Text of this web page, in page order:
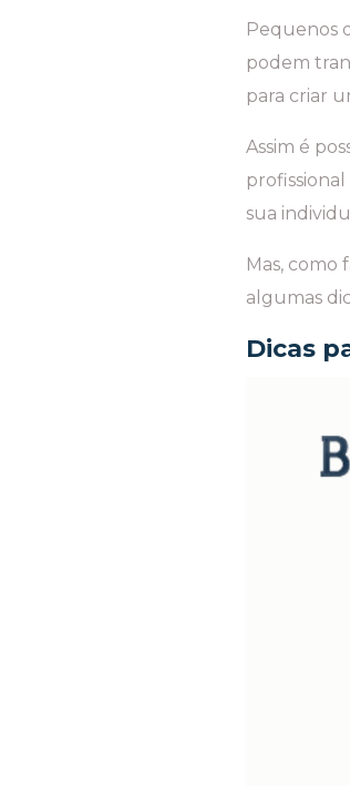
Pequenos
podem
para criar
Assim é
sua
Mas, como
algumas
Dicas